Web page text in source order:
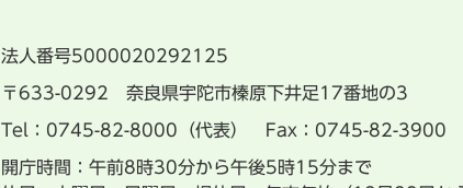
法人番号5000020292125
〒633-0292 奈良県宇陀市榛原下井足17番地の3
Tel：0745-82-8000（代表） Fax：0745-82-3900
開庁時間：午前8時30分から午後5時15分まで